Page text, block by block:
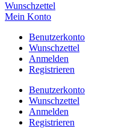
Wunschzettel
Mein Konto
Benutzerkonto
Wunschzettel
Anmelden
Registrieren
Benutzerkonto
Wunschzettel
Anmelden
Registrieren